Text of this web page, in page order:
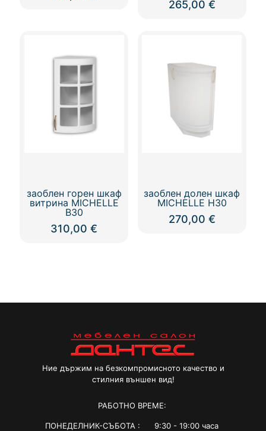
265,00 €
заоблен горен шкаф
витрина MICHELLE
В30
310,00€
заоблен долен шкаф
MICHELLE Н30
270,00 €
Ние държим на безкомпромисното качество и
стилния външен вид!
РАБОТНО ВРЕМЕ:
ПОНЕДЕЛНИК-СЪБОТА : 9:30 - 19:00 часа